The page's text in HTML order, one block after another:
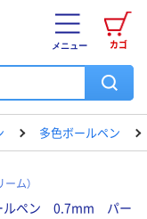
カゴ
メニュー
多色ボールペン
ム）
ルペン 0.7mm パー